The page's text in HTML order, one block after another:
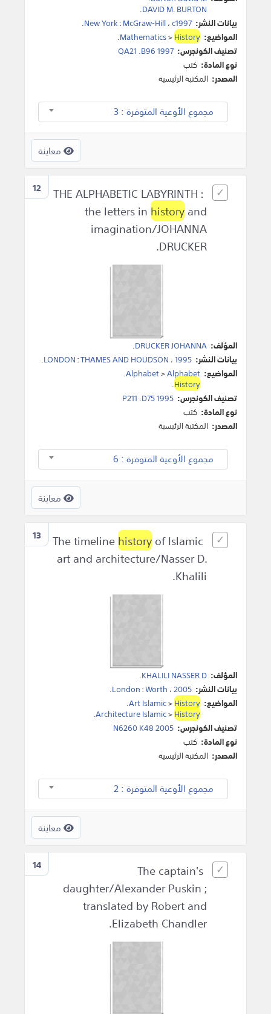
DAVID M. BURTON
.
بيانات النشر:
New York:McGraw-Hill،c1997
.
المواضيع:
Mathematics>History
.
تصنيف الكونجرس: QA21 .B96 1997
نوع المادة: كتب
المصدر: المكتبة الرئيسية
مجموع الأوعية المتوفرة : 3
معاينة
12
THE ALPHABETIC LABYRINTH :
the letters inhistoryand
imagination/JOHANNA
DRUCKER.
المؤلف: DRUCKER JOHANNA
.
بيانات النشر:
LONDON:THAMES AND HOUDSON ،1995
.
المواضيع:
Alphabet>Alphabet
.
History
.
تصنيف الكونجرس: P211 .D75 1995
نوع المادة: كتب
المصدر: المكتبة الرئيسية
مجموع الأوعية المتوفرة : 6
معاينة
13 historyof Islamic
art and architecture/Nasser D.
Khalili.
المؤلف: KHALILI NASSER D
.
بيانات النشر:
London:Worth ،2005
.
المواضيع:
Art Islamic>History
.
Architecture Islamic>History
.
تصنيف الكونجرس: N6260 K48 2005
نوع المادة: كتب
المصدر: المكتبة الرئيسية
مجموع الأوعية المتوفرة : 2
معاينة
14
The captain's
daughter/Alexander Puskin ;
translated by Robert and
Elizabeth Chandler.